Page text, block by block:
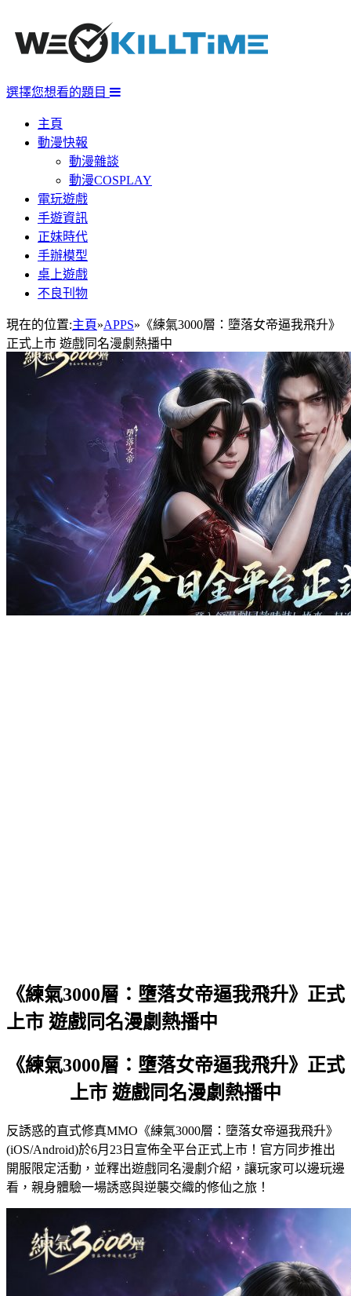
選擇您想看的題目
主頁
動漫快報
動漫雜談
動漫COSPLAY
電玩遊戲
手遊資訊
正妹時代
手辦模型
桌上遊戲
不良刊物
現在的位置:主頁»APPS» 《練氣3000層：墮落女帝逼我飛升》
正式上市 遊戲同名漫劇熱播中
《練氣3000層：墮落女帝逼我飛升》正式
上市 遊戲同名漫劇熱播中
《練氣3000層：墮落女帝逼我飛升》正式
上市 遊戲同名漫劇熱播中
反誘惑的直式修真MMO《練氣3000層：墮落女帝逼我飛升》
(iOS/Android)於6月23日宣佈全平台正式上市！官方同步推出
開服限定活動，並釋出遊戲同名漫劇介紹，讓玩家可以邊玩邊
看，親身體驗一場誘惑與逆襲交織的修仙之旅！